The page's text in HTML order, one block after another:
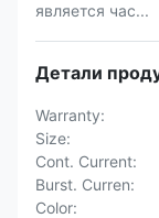
является час...
Детали
Warranty:
Size:
Cont. Current:
Burst. Curren:
Color: